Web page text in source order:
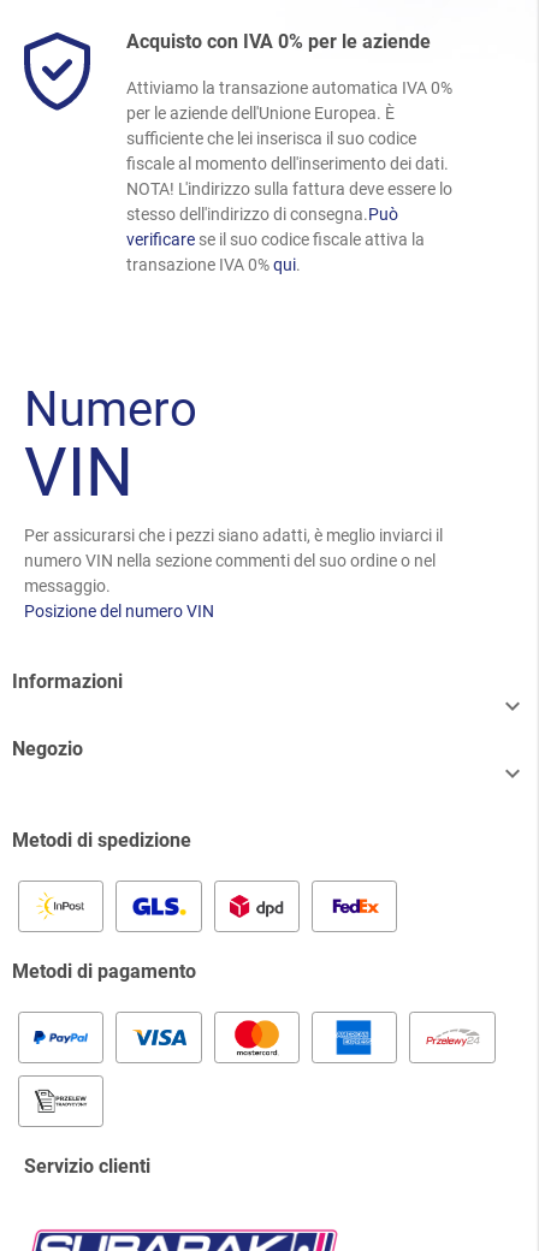
Acquisto con IVA 0% per le aziende
Attiviamo la transazione automatica IVA 0%
per le aziende dell'Unione Europea. È
sufficiente che lei inserisca il suo codice
fiscale al momento dell'inserimento dei dati.
NOTA! L'indirizzo sulla fattura deve essere lo
stesso dell'indirizzo di consegna.Può
verificare se il suo codice fiscale attiva la
transazione IVA 0%qui.
Numero
VIN
Per assicurarsi che i pezzi siano adatti, è meglio inviarci il
numero VIN nella sezione commenti del suo ordine o nel
messaggio.
Posizione del numero VIN
Informazioni

Negozio

Metodi di spedizione
Metodi di pagamento
Servizio clienti